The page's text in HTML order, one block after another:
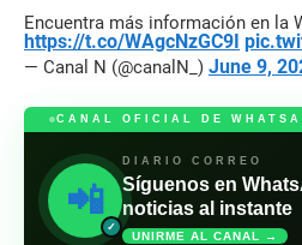
Encuentra más información en la
https://t.co/WAgcNzGC9I
— Canal N (@canalN_) June 9,
CANAL OFICIAL DE
📲
✓
DIARIO CORREO
Síguenos en
noticias al instante
UNIRME AL CANAL →